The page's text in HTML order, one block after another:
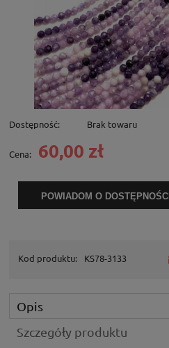
Dostępność: Brak towaru
Cena: 60,00 zł
POWIADOM O DOSTĘPNOŚCI
Kod produktu: KS78-3133
Opis
Szczegóły produktu